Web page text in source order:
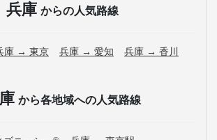
兵庫 からの人気路線
庫 → 東京 兵庫 → 愛知
兵庫 → 香川
から各地域への人気路線